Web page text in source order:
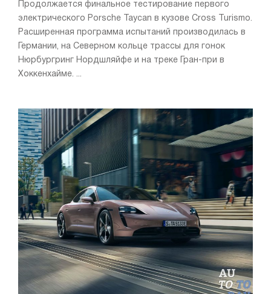
Продолжается финальное тестирование первого
электрического Porsche Taycan в кузове Cross Turismo.
Расширенная программа испытаний производилась в
Германии, на Северном кольце трассы для гонок
Нюрбургринг Нордшляйфе и на треке Гран-при в
Хоккенхайме. ...